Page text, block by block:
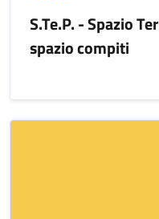
S.Te.P. - Spazio
spazio compiti